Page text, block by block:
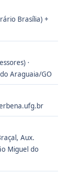
Brasília) +
·
Araguaia/GO
Aux.
Miguel do